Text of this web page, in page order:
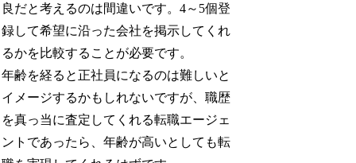
良だと考えるのは間違いです。4～5個登
録して希望に沿った会社を掲示してくれ
るかを比較することが必要です。
年齢を経ると正社員になるのは難しいと
イメージするかもしれないですが、職歴
を真っ当に査定してくれる転職エージェ
ントであったら、年齢が高いとしても転